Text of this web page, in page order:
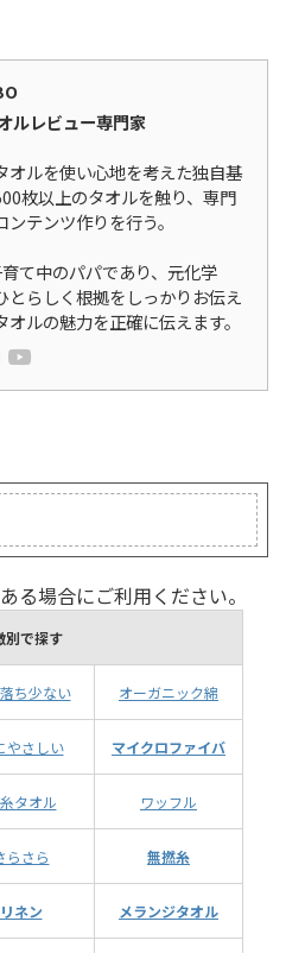
ルレビュー専門家
オルを使い心地を考えた独自基
枚以上のタオルを触り、専門
テンツ作りを行う。
て中のパパであり、元化学
とらしく根拠をしっかりお伝え
オルの魅力を正確に伝えます。
る場合にご利用ください。
別で探す
ち少ない オーガニック綿
やさしい マイクロファイバ
タオル ワッフル
らさら 無撚糸
リネン メランジタオル